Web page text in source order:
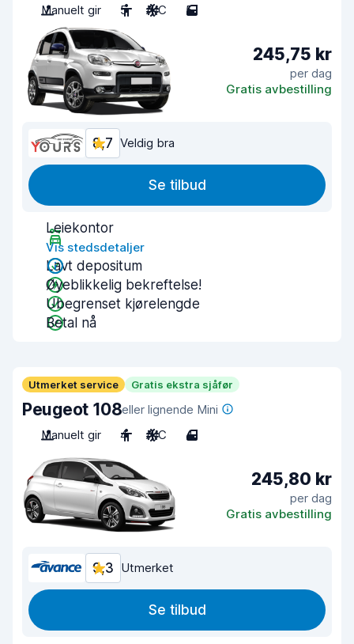
Manuelt gir 5 A/C 5
245,75 kr
per dag
Gratis avbestilling
8,7 Veldig bra
Se tilbud
Leiekontor
Vis stedsdetaljer
Lavt depositum
Øyeblikkelig bekreftelse!
Ubegrenset kjørelengde
Betal nå
Utmerket service Gratis ekstra sjåfør
Peugeot 108eller lignende Mini
Manuelt gir
4 A/C 4
245,80 kr
per dag
Gratis avbestilling
9,3 Utmerket
Se tilbud